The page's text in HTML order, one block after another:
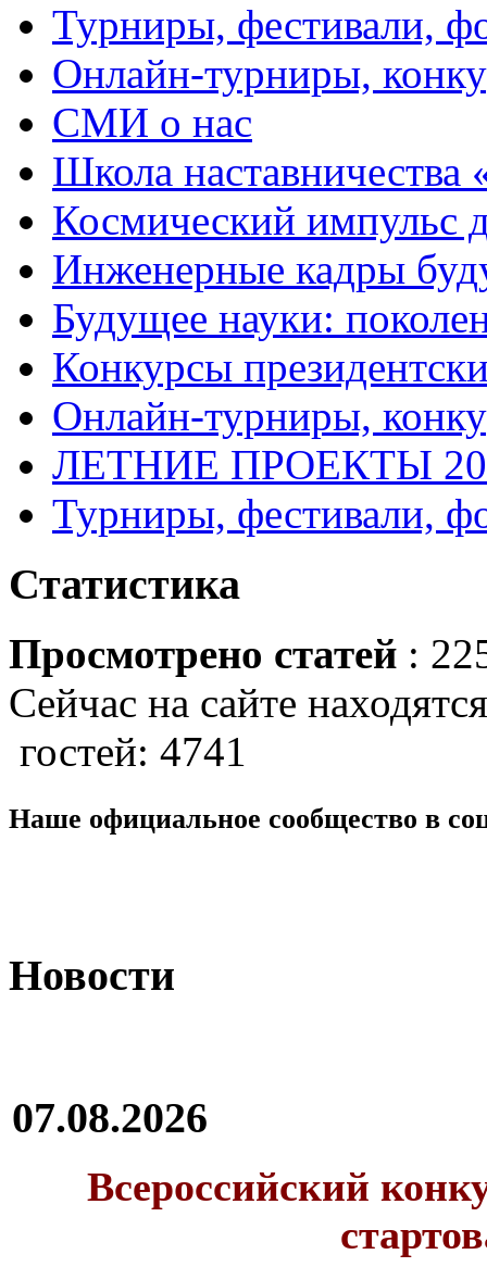
Турниры, фестивали,
Онлайн-турниры,
СМИ о нас
Школа
Космический импульс
Инженерные кадры
Будущее науки:
Конкурсы
Онлайн-турниры,
ЛЕТНИЕ ПРОЕКТЫ
Турниры, фестивали,
Статистика
Просмотрено статей :
Сейчас на сайте
гостей: 4741
Наше официальное сообщество в
Новости
07.08.2026
Всероссийский